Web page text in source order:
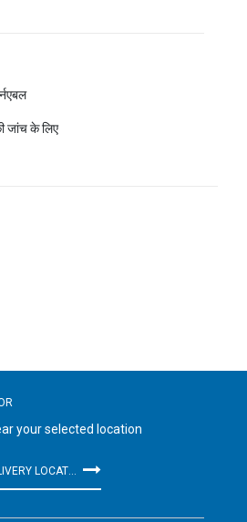
जांच के लिए
your selected location